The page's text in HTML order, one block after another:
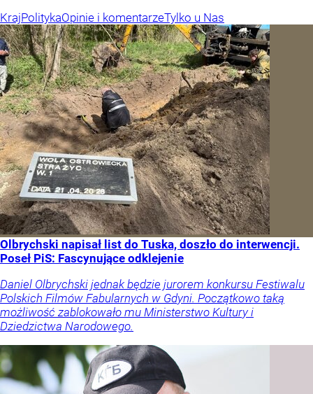
KrajPolitykaOpinie i komentarzeTylko u Nas
Olbrychski napisał list do Tuska, doszło do interwencji.
Poseł PiS: Fascynujące odklejenie
Daniel Olbrychski jednak będzie jurorem konkursu Festiwalu
Polskich Filmów Fabularnych w Gdyni. Początkowo taką
możliwość zablokowało mu Ministerstwo Kultury i
Dziedzictwa Narodowego.